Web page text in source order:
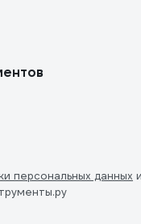
персональных данных и